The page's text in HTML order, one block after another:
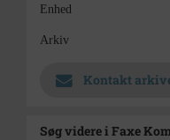
Enhed
Arkiv
Kontakt
Søg videre i Faxe